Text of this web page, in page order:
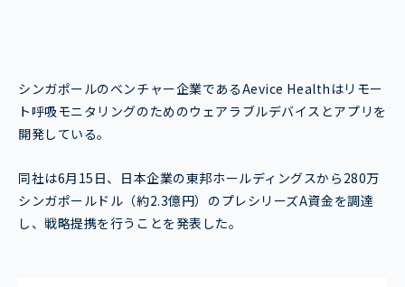
シンガポールのベンチャー企業であるAevice Healthはリモー
ト呼吸モニタリングのためのウェアラブルデバイスとアプリを
開発している。
同社は6月15日、日本企業の東邦ホールディングスから280万
シンガポールドル（約2.3億円）のプレシリーズA資金を調達
し、戦略提携を行うことを発表した。